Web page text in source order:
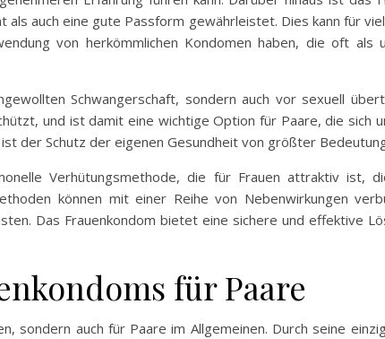
auch eine gute Passform gewährleistet. Dies kann für
von herkömmlichen Kondomen haben, die oft als
Schwangerschaft, sondern auch vor sexuell
und ist damit eine wichtige Option für Paare, die sich
der Schutz der eigenen Gesundheit von größter
Verhütungsmethode, die für Frauen attraktiv ist,
können mit einer Reihe von Nebenwirkungen
Das Frauenkondom bietet eine sichere und effektive
für Paare
sondern auch für Paare im Allgemeinen. Durch seine